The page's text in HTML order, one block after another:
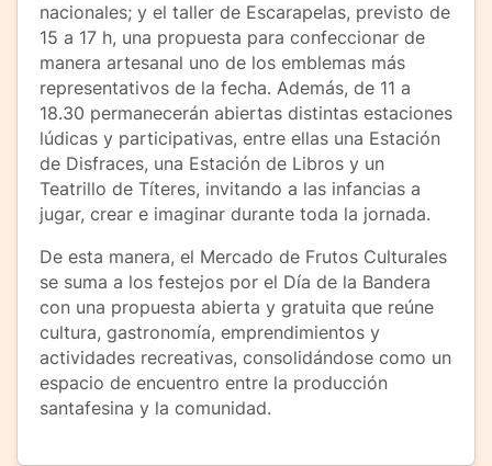
nacionales; y el taller de Escarapelas, previsto de
15 a 17 h, una propuesta para confeccionar de
manera artesanal uno de los emblemas más
representativos de la fecha. Además, de 11 a
18.30 permanecerán abiertas distintas estaciones
lúdicas y participativas, entre ellas una Estación
de Disfraces, una Estación de Libros y un
Teatrillo de Títeres, invitando a las infancias a
jugar, crear e imaginar durante toda la jornada.
De esta manera, el Mercado de Frutos Culturales
se suma a los festejos por el Día de la Bandera
con una propuesta abierta y gratuita que reúne
cultura, gastronomía, emprendimientos y
actividades recreativas, consolidándose como un
espacio de encuentro entre la producción
santafesina y la comunidad.